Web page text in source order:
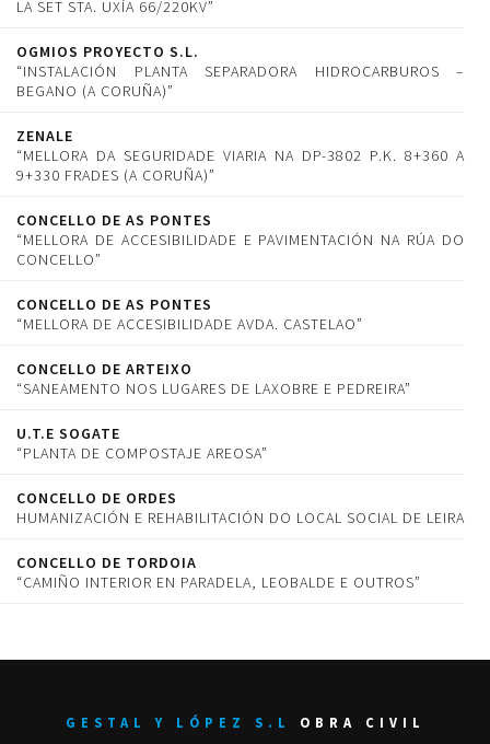
LA SET STA. UXÍA 66/220KV”
OGMIOS PROYECTO S.L.
“INSTALACIÓN PLANTA SEPARADORA HIDROCARBUROS –
BEGANO (A CORUÑA)”
ZENALE
“MELLORA DA SEGURIDADE VIARIA NA DP-3802 P.K. 8+360 A
9+330 FRADES (A CORUÑA)”
CONCELLO DE AS PONTES
“MELLORA DE ACCESIBILIDADE E PAVIMENTACIÓN NA RÚA DO
CONCELLO”
CONCELLO DE AS PONTES
“MELLORA DE ACCESIBILIDADE AVDA. CASTELAO”
CONCELLO DE ARTEIXO
“SANEAMENTO NOS LUGARES DE LAXOBRE E PEDREIRA”
U.T.E SOGATE
“PLANTA DE COMPOSTAJE AREOSA”
CONCELLO DE ORDES
HUMANIZACIÓN E REHABILITACIÓN DO LOCAL SOCIAL DE LEIRA
CONCELLO DE TORDOIA
“CAMIÑO INTERIOR EN PARADELA, LEOBALDE E OUTROS”
GESTAL Y LÓPEZ S.L OBRA CIVIL